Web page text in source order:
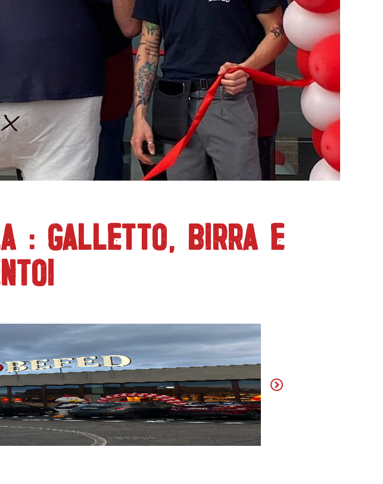
: GALLETTO, BIRRA E